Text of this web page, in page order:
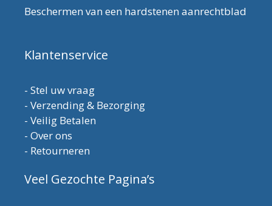
Beschermen van een hardstenen aanrechtblad
Klantenservice
- Stel uw vraag
- Verzending & Bezorging
- Veilig Betalen
- Over ons
- Retourneren
Veel Gezochte Pagina’s